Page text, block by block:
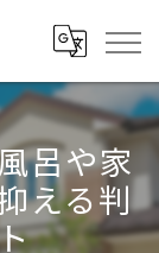
呂や家
える判